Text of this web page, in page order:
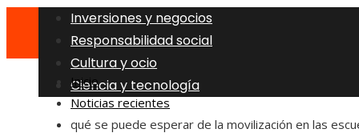
Inversiones y negocios
Responsabilidad social
Cultura y ocio
Ciencia y tecnología
Inicio
Noticias recientes
qué se puede esperar de la movilización en las